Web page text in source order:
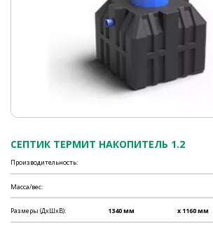
СЕПТИК ТЕРМИТ НАКОПИТЕЛЬ 1.2
Производительность:
Масса/вес:
Размеры (ДхШхВ): 1340 мм x 1160 мм